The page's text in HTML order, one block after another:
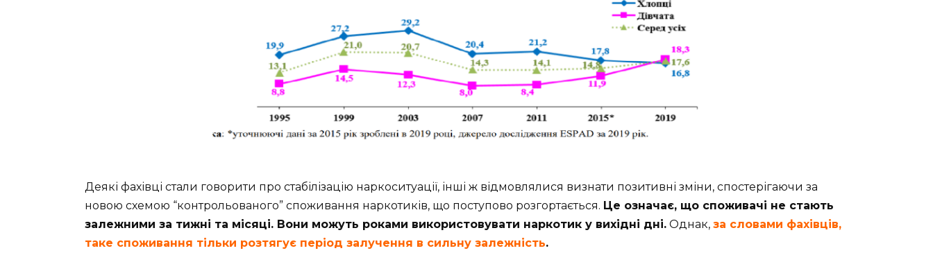
Деякі фахівці стали говорити про стабілізацію наркоситуації, інші ж відмовлялися визнати позитивні зміни, спостерігаючи за
новою схемою “контрольованого” споживання наркотиків, що поступово розгортається. Це означає, що споживачі не стають
залежними за тижні та місяці. Вони можуть роками використовувати наркотик у вихідні дні. Однак, за словами фахівців,
таке споживання тільки розтягує період залучення в сильну залежність.